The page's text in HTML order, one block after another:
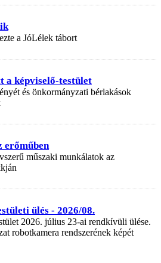
a JóLélek tábort
a képviselő-testület
és önkormányzati bérlakások
erőműben
műszaki munkálatok az
ülés - 2026/08.
2026. július 23-ai rendkívüli ülése.
robotkamera rendszerének képét